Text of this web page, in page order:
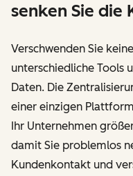
senken Sie die
Verschwenden Sie
unterschiedliche Tools
Daten. Die
einer einzigen
Ihr Unternehmen
damit Sie problemlos
Kundenkontakt und